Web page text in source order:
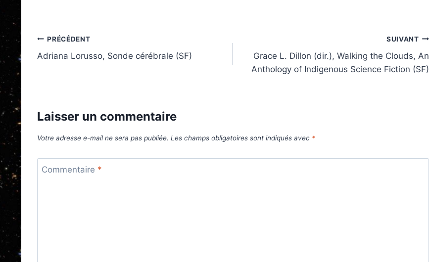
Navigation
de
PRÉCÉDENT
Adriana Lorusso, Sonde cérébrale (SF)
SUIVANT
Grace L. Dillon (dir.), Walking the Clouds, An
Anthology of Indigenous Science Fiction (SF)
Laisser un commentaire
Votre adresse e-mail ne sera pas publiée. Les champs obligatoires sont indiqués avec *
Commentaire *